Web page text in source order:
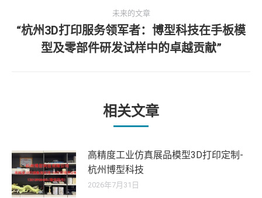
航
文
章：
未来的文章
未
来
“杭州3D打印服务领军者：博型科技在手板模
型及零部件研发试样中的卓越贡献”
相关文章
高精度工业仿真展品模型3D打印定制-
杭州博型科技
2026年7月31日